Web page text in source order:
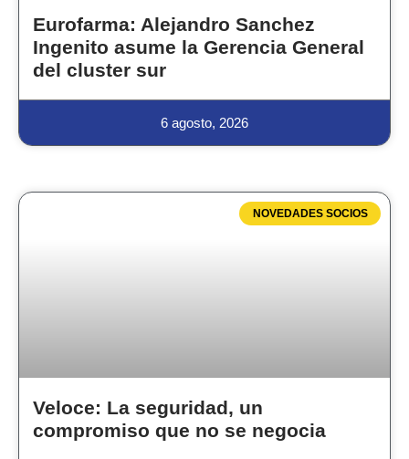
Eurofarma: Alejandro Sanchez
Ingenito asume la Gerencia General
del cluster sur
6 agosto, 2026
NOVEDADES SOCIOS
Veloce: La seguridad, un
compromiso que no se negocia